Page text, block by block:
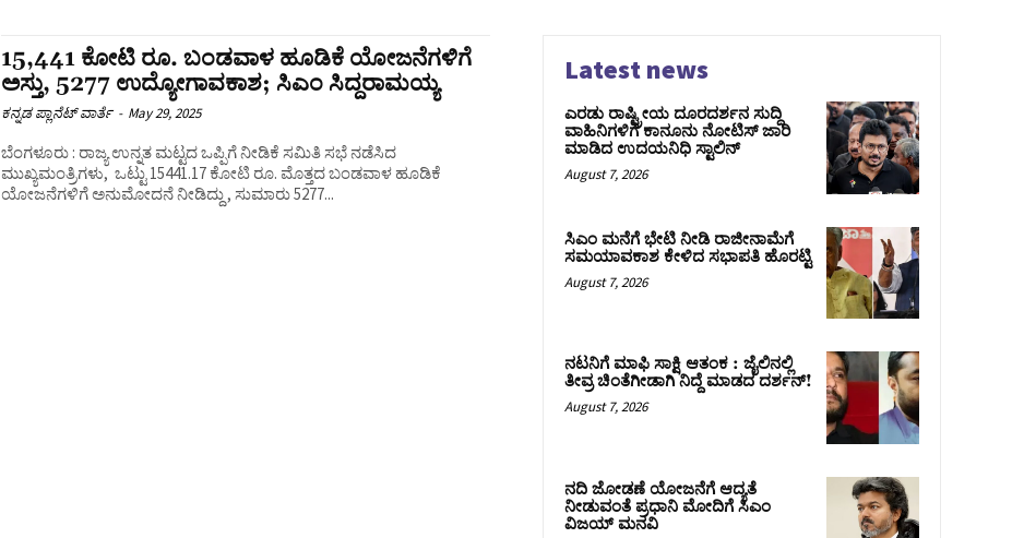
15,441 ಕೋಟಿ ರೂ. ಬಂಡವಾಳ ಹೂಡಿಕೆ ಯೋಜನೆಗಳಿಗೆ
ಅಸ್ತು, 5277 ಉದ್ಯೋಗಾವಕಾಶ; ಸಿಎಂ ಸಿದ್ದರಾಮಯ್ಯ
ಕನ್ನಡ ಪ್ಲಾನೆಟ್ ವಾರ್ತೆ - May 29, 2025
ಬೆಂಗಳೂರು : ರಾಜ್ಯ ಉನ್ನತ ಮಟ್ಟದ ಒಪ್ಪಿಗೆ ನೀಡಿಕೆ ಸಮಿತಿ ಸಭೆ ನಡೆಸಿದ
ಮುಖ್ಯಮಂತ್ರಿಗಳು, ಒಟ್ಟು 15441.17 ಕೋಟಿ ರೂ. ಮೊತ್ತದ ಬಂಡವಾಳ ಹೂಡಿಕೆ
ಯೋಜನೆಗಳಿಗೆ ಅನುಮೋದನೆ ನೀಡಿದ್ದು , ಸುಮಾರು 5277...
Latest news
ಎರಡು ರಾಷ್ಟ್ರೀಯ ದೂರದರ್ಶನ ಸುದ್ದಿ
ವಾಹಿನಿಗಳಿಗೆ ಕಾನೂನು ನೋಟಿಸ್ ಜಾರಿ
ಮಾಡಿದ ಉದಯನಿಧಿ ಸ್ಟಾಲಿನ್
August 7, 2026
ಸಿಎಂ ಮನೆಗೆ ಭೇಟಿ ನೀಡಿ ರಾಜೀನಾಮೆಗೆ
ಸಮಯಾವಕಾಶ ಕೇಳಿದ ಸಭಾಪತಿ ಹೊರಟ್ಟಿ
August 7, 2026
ನಟನಿಗೆ ಮಾಫಿ ಸಾಕ್ಷಿ ಆತಂಕ : ಜೈಲಿನಲ್ಲಿ
ತೀವ್ರ ಚಿಂತೆಗೀಡಾಗಿ ನಿದ್ದೆ ಮಾಡದ ದರ್ಶನ್!
August 7, 2026
ನದಿ ಜೋಡಣೆ ಯೋಜನೆಗೆ ಆದ್ಯತೆ
ನೀಡುವಂತೆ ಪ್ರಧಾನಿ ಮೋದಿಗೆ ಸಿಎಂ
ವಿಜಯ್‌ ಮನವಿ